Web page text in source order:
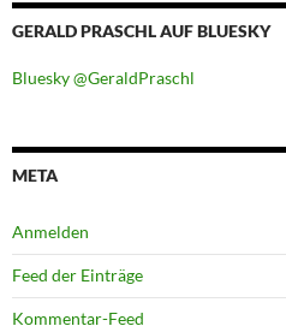
GERALD PRASCHL AUF BLUESKY
Bluesky @GeraldPraschl
META
Anmelden
Feed der Einträge
Kommentar-Feed